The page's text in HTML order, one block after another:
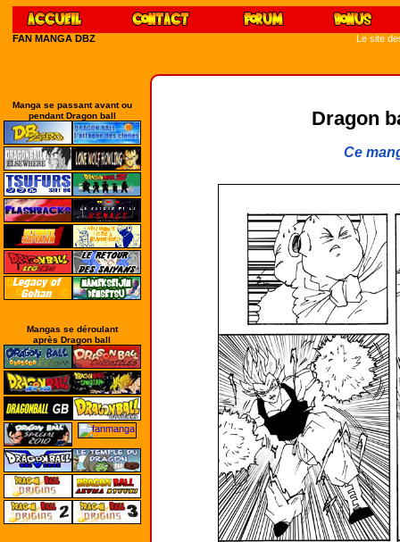
FAN MANGA DBZ Le site
Manga se passant avant ou
pendant Dragon ball
Mangas se déroulant
après Dragon ball
Dragon
Ce